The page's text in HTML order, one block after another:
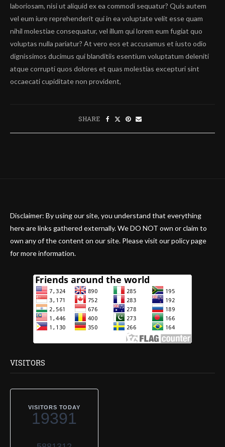
laboriosam, nisi ut aliquid ex ea commodi sequatur? Quis autem
vel eum iure reprehenderit qui in ea voluptate velit esse quam
nihil molestiae consequatur, vel illum qui lorem eum fugiat quo
voluptas nulla pariatur? At vero eos et accusamus et iusto odio
dignissimos ducimus qui blanditiis esentium voluptatum deleniti
atque corrupti quos dolores et quas molestias excepturi sint
occaecati cupiditate non provident,
SHARE
Disclaimer: By using our site, you understand that everything
here are links gathered externally. We DO NOT own or claim to
own any of the content on our site. Please visit our policy page
for more information.
VISITORS
VISITORS TODAY
19391